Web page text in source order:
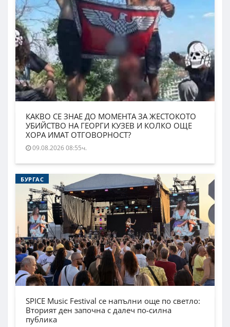
КАКВО СЕ ЗНАЕ ДО МОМЕНТА ЗА ЖЕСТОКОТО
УБИЙСТВО НА ГЕОРГИ КУЗЕВ И КОЛКО ОЩЕ
ХОРА ИМАТ ОТГОВОРНОСТ?
09.08.2026 08:55ч.
БУРГАС
SPICE Music Festival се напълни още по светло:
Вторият ден започна с далеч по-силна
публика